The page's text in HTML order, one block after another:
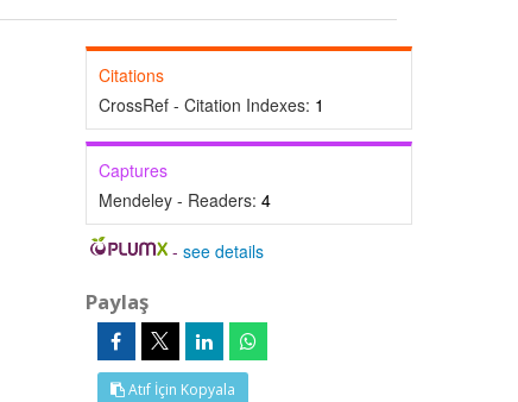
Citations
CrossRef - Citation Indexes: 1
Captures
Mendeley - Readers: 4
-see details
Paylaş
Atıf İçin Kopyala